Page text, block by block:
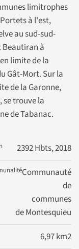
limitrophes
à l'est,
au sud-sud-
Beautiran à
limite de la
Gât-Mort. Sur la
de la Garonne,
se trouve la
de Tabanac.
2392 Hbts, 2018
Communauté
de
communes
de Montesquieu
6,97 km2